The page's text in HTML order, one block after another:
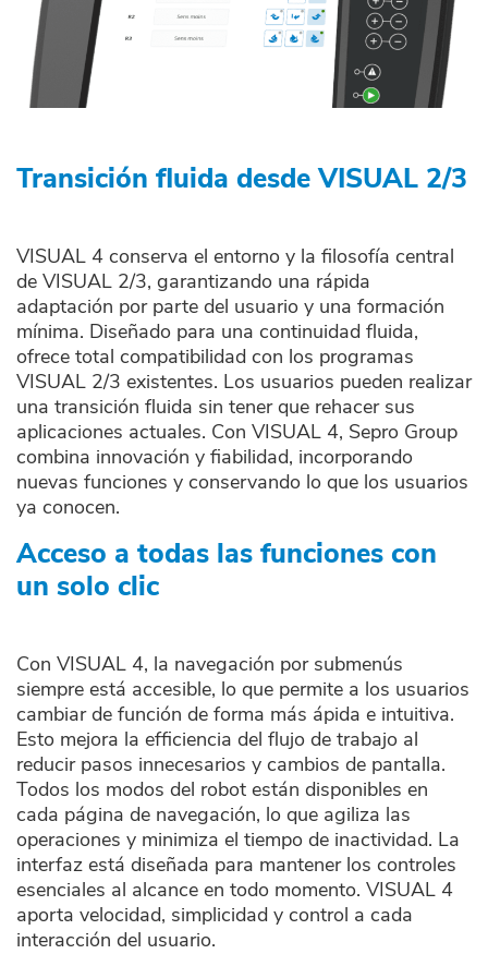
Transición fluida desde VISUAL 2/3
VISUAL 4 conserva el entorno y la filosofía central
de VISUAL 2/3, garantizando una rápida
adaptación por parte del usuario y una formación
mínima. Diseñado para una continuidad fluida,
ofrece total compatibilidad con los programas
VISUAL 2/3 existentes. Los usuarios pueden realizar
una transición fluida sin tener que rehacer sus
aplicaciones actuales. Con VISUAL 4, Sepro Group
combina innovación y fiabilidad, incorporando
nuevas funciones y conservando lo que los usuarios
ya conocen.
Acceso a todas las funciones con
un solo clic
Con VISUAL 4, la navegación por submenús
siempre está accesible, lo que permite a los usuarios
cambiar de función de forma más ápida e intuitiva.
Esto mejora la efficiencia del flujo de trabajo al
reducir pasos innecesarios y cambios de pantalla.
Todos los modos del robot están disponibles en
cada página de navegación, lo que agiliza las
operaciones y minimiza el tiempo de inactividad. La
interfaz está diseñada para mantener los controles
esenciales al alcance en todo momento. VISUAL 4
aporta velocidad, simplicidad y control a cada
interacción del usuario.